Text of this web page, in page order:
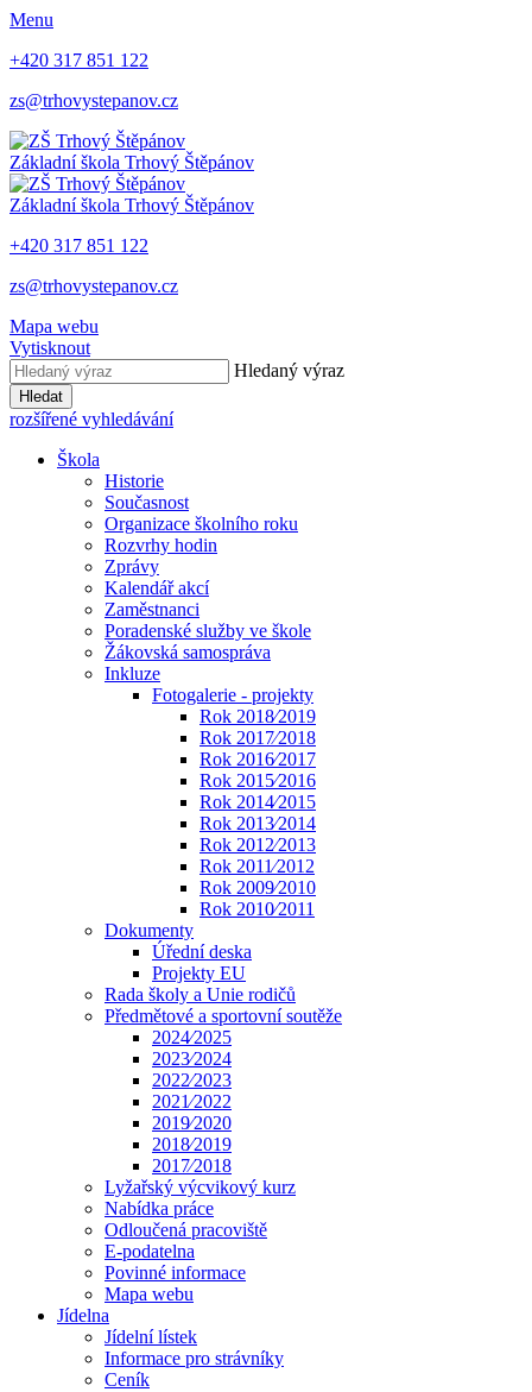
Menu
+420 317 851 122
zs@trhovystepanov.cz
Základní škola Trhový Štěpánov
Základní škola Trhový Štěpánov
+420 317 851 122
zs@trhovystepanov.cz
Mapa webu
Vytisknout
Hledaný výraz
Hledat
rozšířené vyhledávání
Škola
Historie
Současnost
Organizace školního roku
Rozvrhy hodin
Zprávy
Kalendář akcí
Zaměstnanci
Poradenské služby ve škole
Žákovská samospráva
Inkluze
Fotogalerie - projekty
Rok 2018⁄2019
Rok 2017⁄2018
Rok 2016⁄2017
Rok 2015⁄2016
Rok 2014⁄2015
Rok 2013⁄2014
Rok 2012⁄2013
Rok 2011⁄2012
Rok 2009⁄2010
Rok 2010⁄2011
Dokumenty
Úřední deska
Projekty EU
Rada školy a Unie rodičů
Předmětové a sportovní soutěže
2024⁄2025
2023⁄2024
2022⁄2023
2021⁄2022
2019⁄2020
2018⁄2019
2017⁄2018
Lyžařský výcvikový kurz
Nabídka práce
Odloučená pracoviště
E-podatelna
Povinné informace
Mapa webu
Jídelna
Jídelní lístek
Informace pro strávníky
Ceník